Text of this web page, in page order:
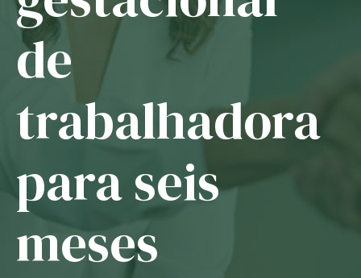
Notícias
Associe-se
de
trabalhadora
para seis
meses